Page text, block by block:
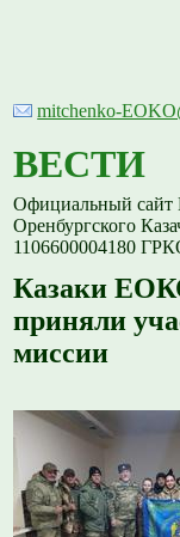
mitchenko-
ВЕСТИ
Официальный
Оренбургского
1106600004180
Казаки
приняли
миссии